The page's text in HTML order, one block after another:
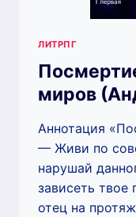
ЛИТРПГ
миров
Аннотация
— Живи по
нарушай
зависеть твое
отец на